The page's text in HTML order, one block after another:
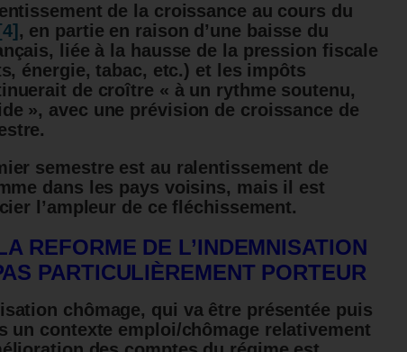
de la croissance au cours du
[4] , en partie en raison d’une baisse du
liée à la hausse de la pression fiscale
énergie, tabac, etc.) et les impôts
de croître « à un rythme soutenu,
», avec une prévision de croissance de
semestre est au ralentissement de
dans les pays voisins, mais il est
l’ampleur de ce fléchissement.
REFORME DE L’INDEMNISATION
PARTICULIÈREMENT PORTEUR
chômage, qui va être présentée puis
un contexte emploi/chômage relativement